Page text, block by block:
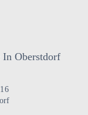
Oberstdorf